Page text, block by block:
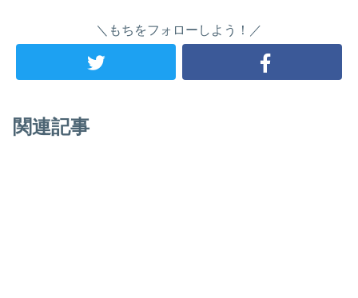
＼もちをフォローしよう！／
関連記事